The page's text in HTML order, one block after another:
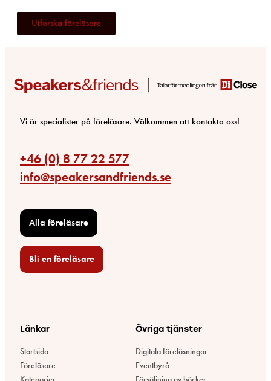
Utforska föreläsare
Vi är specialister på föreläsare. Välkommen att kontakta oss!
+46 (0) 8 77 22 577
info@speakersandfriends.se
Alla föreläsare
Bli en föreläsare​
Länkar
Startsida
Föreläsare
Övriga tjänster
Digitala föreläsningar
Eventbyrå